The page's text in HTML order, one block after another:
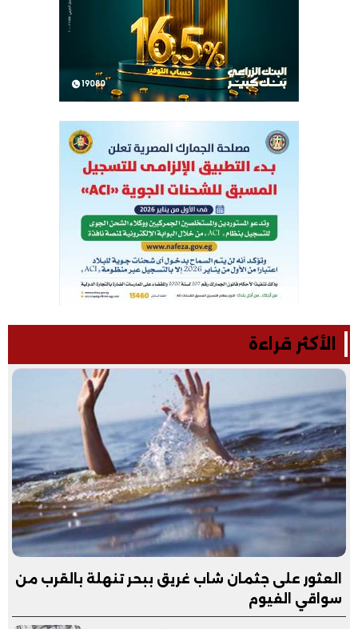
الأكثر قراءة
العثور على جثمان شاب غريق ببحر تنهلة بالقرب من
سواقي الفيوم